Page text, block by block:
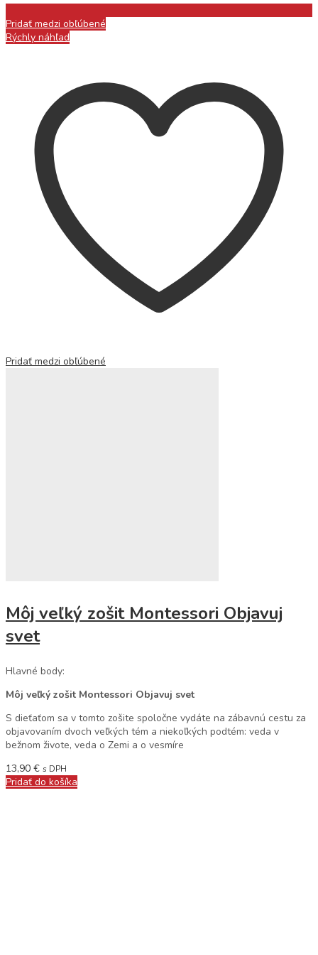
Pridať medzi obľúbené
Rýchly náhľad
Pridať medzi obľúbené
Môj veľký zošit Montessori Objavuj
svet
Hlavné body:
Môj veľký zošit Montessori Objavuj svet
S dieťaťom sa v tomto zošite spoločne vydáte na zábavnú cestu za
objavovaním dvoch veľkých tém a niekoľkých podtém: veda v
bežnom živote, veda o Zemi a o vesmíre
13,90 € s DPH
Pridať do košíka